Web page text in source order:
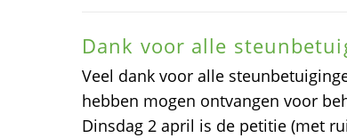
Dank voor alle
Veel dank voor alle
hebben mogen ontvangen voor
Dinsdag 2 april is de petitie (met